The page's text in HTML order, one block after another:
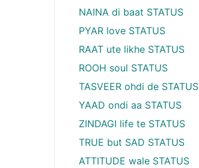
NAINA di baat STATUS
PYAR love STATUS
RAAT ute likhe STATUS
ROOH soul STATUS
TASVEER ohdi de STATUS
YAAD ondi aa STATUS
ZINDAGI life te STATUS
TRUE but SAD STATUS
ATTITUDE wale STATUS